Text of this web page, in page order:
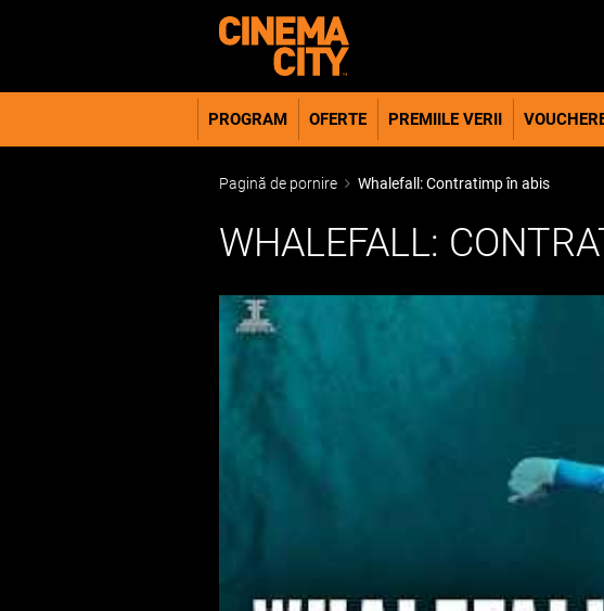
PROGRAM OFERTE PREMIILE VERII
Pagină de pornire Whalefall: Contratimp în abis
WHALEFALL: